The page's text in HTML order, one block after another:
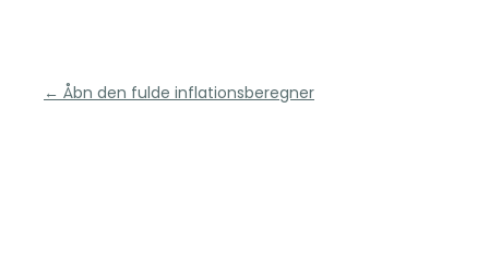
← Åbn den fulde inflationsberegner